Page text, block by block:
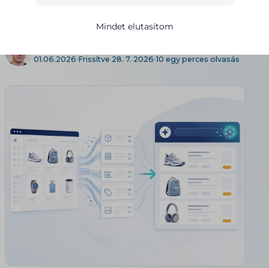
01.06.2026 Frissítve 28. 7. 2026 10 egy perces olvasás
Mindet elutasítom